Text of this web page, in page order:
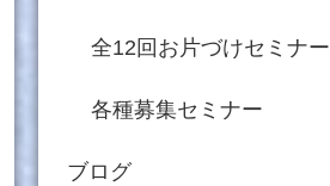
全12回お片づけセミナー
各種募集セミナー
ブログ